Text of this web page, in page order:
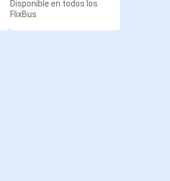
Disponible en todos los
FlixBus